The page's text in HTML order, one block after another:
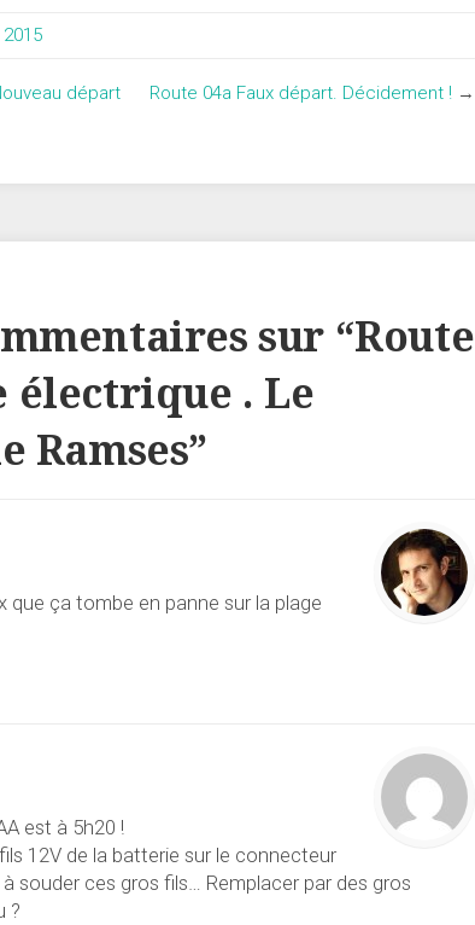
départ Route 04a Faux départ. Décidement !→
sur “Route
électrique . Le
Ramses”
que ça tombe en panne sur la plage
est à 5h20 !
12V de la batterie sur le connecteur
souder ces gros fils… Remplacer par des gros
?